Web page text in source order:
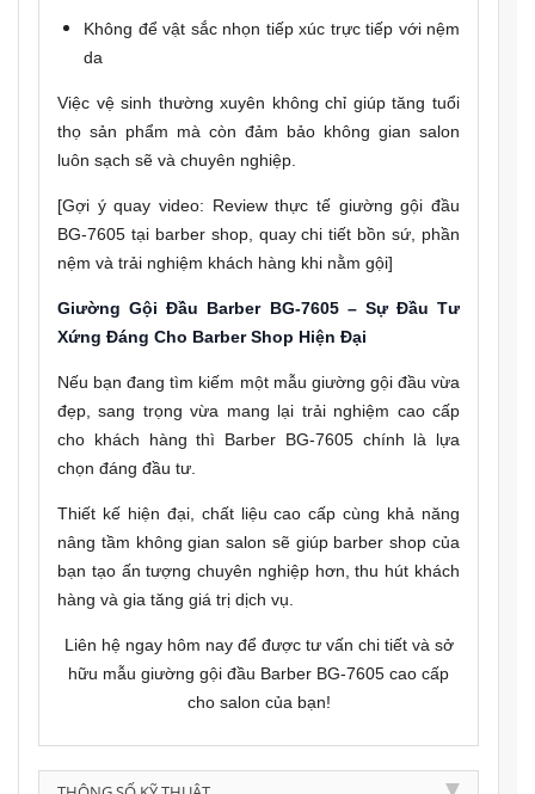
Không để vật sắc nhọn tiếp xúc trực tiếp với nệm
da
Việc vệ sinh thường xuyên không chỉ giúp tăng tuổi
thọ sản phẩm mà còn đảm bảo không gian salon
luôn sạch sẽ và chuyên nghiệp.
[Gợi ý quay video: Review thực tế giường gội đầu
BG-7605 tại barber shop, quay chi tiết bồn sứ, phần
nệm và trải nghiệm khách hàng khi nằm gội]
Giường Gội Đầu Barber BG-7605 – Sự Đầu Tư
Xứng Đáng Cho Barber Shop Hiện Đại
Nếu bạn đang tìm kiếm một mẫu giường gội đầu vừa
đẹp, sang trọng vừa mang lại trải nghiệm cao cấp
cho khách hàng thì Barber BG-7605 chính là lựa
chọn đáng đầu tư.
Thiết kế hiện đại, chất liệu cao cấp cùng khả năng
nâng tầm không gian salon sẽ giúp barber shop của
bạn tạo ấn tượng chuyên nghiệp hơn, thu hút khách
hàng và gia tăng giá trị dịch vụ.
Liên hệ ngay hôm nay để được tư vấn chi tiết và sở
hữu mẫu giường gội đầu Barber BG-7605 cao cấp
cho salon của bạn!